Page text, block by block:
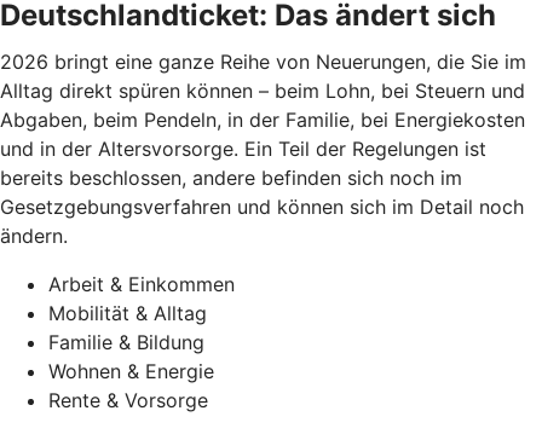
Deutschlandticket: Das ändert sich
2026 bringt eine ganze Reihe von Neuerungen, die Sie im
Alltag direkt spüren können – beim Lohn, bei Steuern und
Abgaben, beim Pendeln, in der Familie, bei Energiekosten
und in der Altersvorsorge. Ein Teil der Regelungen ist
bereits beschlossen, andere befinden sich noch im
Gesetzgebungsverfahren und können sich im Detail noch
ändern.
Arbeit & Einkommen
Mobilität & Alltag
Familie & Bildung
Wohnen & Energie
Rente & Vorsorge